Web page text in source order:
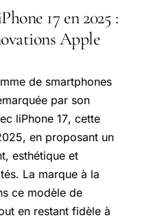
17 en 2025 :
Apple
de smartphones
par son
liPhone 17, cette
en proposant un
esthétique et
La marque à la
ce modèle de
en restant fidèle à